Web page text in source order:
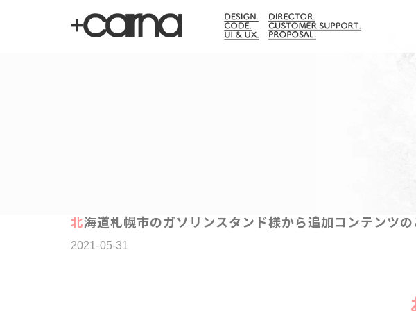
北海道札幌市のガソリンスタンド様から追加コンテンツ
2021-05-31